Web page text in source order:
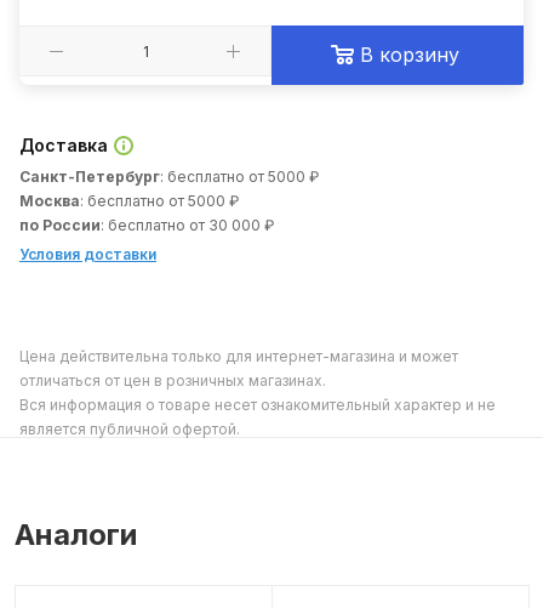
В корзину
Доставка
Санкт-Петербург: бесплатно от 5000 ₽
Москва: бесплатно от 5000 ₽
по России: бесплатно от 30 000 ₽
Условия доставки
Цена действительна только для интернет-магазина и может
отличаться от цен в розничных магазинах.
Вся информация о товаре несет ознакомительный характер и не
является публичной офертой.
Аналоги